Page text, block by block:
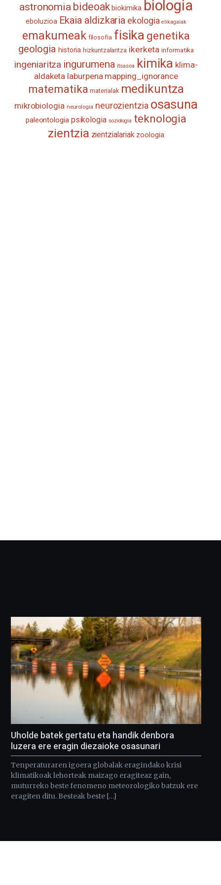
astronomia bideoak biokimika biologia
eboluzioa Ekaia aldizkaria ekologia elikagaiak
emakumeak filosofia fisika genetika
geologia historia hizkuntzalaritza ikerketa informatika
ingeniaritza ingurumena itsasoa kimika klima-
aldaketa laburpena mapping_ignorance
matematika materialak medikuntza
mikrobiologia neurologia neurozientzia osasuna
paleontologia psikologia soziologia teknologia
zientzia zientzialariak zoologia
Uholde batek gertatu eta handik denbora
luzera ere eragin diezaioke osasunari
Tenperaturaren igoera globalak eragindako krisi
klimatikoak lehorteak maizago eragiteaz gain,
muturreko beste fenomeno meteorologiko batzuk ere
eragiten ditu. Besteak beste […]